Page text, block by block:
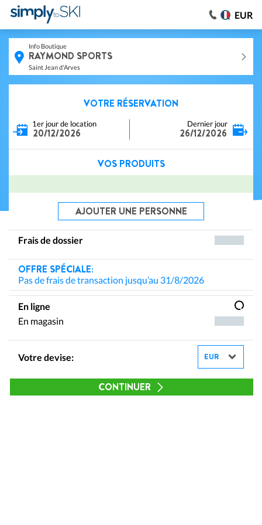
EUR
Info Boutique
RAYMOND SPORTS
Saint Jean d'Arves
VOTRE RÉSERVATION
20/12/2026
1er jour de location
26/12/2026
Dernier jour
VOS PRODUITS
AJOUTER UNE PERSONNE
Frais de dossier
OFFRE SPÉCIALE:
Pas de frais de transaction jusqu’au 31/8/2026
En ligne
En magasin
Votre devise:
CONTINUER